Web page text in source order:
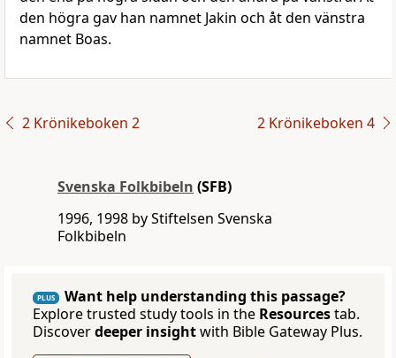
den högra gav han namnet Jakin och åt den vänstra
namnet Boas.
2 Krönikeboken 2 2 Krönikeboken 4
Svenska Folkbibeln (SFB)
1996, 1998 by Stiftelsen Svenska
Folkbibeln
PLUS
Want help understanding this passage?
Explore trusted study tools in the Resourcestab.
Discoverdeeper insightwith Bible Gateway Plus.